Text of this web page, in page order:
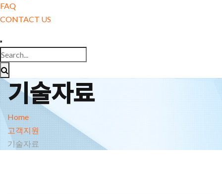
FAQ
CONTACT US
기술자료
Home
고객지원
기술자료